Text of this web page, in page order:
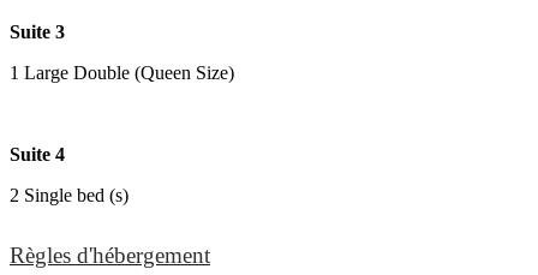
Suite 3
1 Large Double (Queen Size)
Suite 4
2 Single bed (s)
Règles d'hébergement